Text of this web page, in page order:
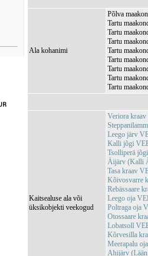
Ala kohanimi
Põlva
Tartu
Tartu
Tartu
Tartu
Tartu
Tartu
Tartu
Tartu
Kaitsealuse ala või
üksikobjekti veekogud
Veriora
Leego järv
Kalli jõgi
Tsolliperä
Äijärv (Kalli
Tasa kraav
Kõivosvarre
Rebässaare
Leego oja
Poltraga oja
Otossaare
Lobatsoll
Kõrvesilla
Meerapalu
Ahijärv